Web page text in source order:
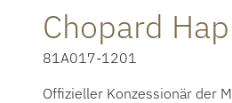
Chopard
81A017-1201
Offizieller Konzessionär der